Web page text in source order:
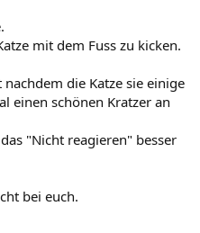
mit dem Fuss zu kicken.
die Katze sie einige
einen schönen Kratzer an
"Nicht reagieren" besser
bei euch.